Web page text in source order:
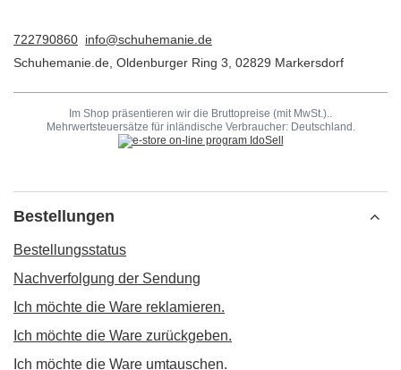
722790860 info@schuhemanie.de
Schuhemanie.de Oldenburger Ring 3 02829 Markersdorf
Im Shop präsentieren wir die Bruttopreise (mit MwSt.)..
Mehrwertsteuersätze für inländische Verbraucher: Deutschland .
Bestellungen
Bestellungsstatus
Nachverfolgung der Sendung
Ich möchte die Ware reklamieren.
Ich möchte die Ware zurückgeben.
Ich möchte die Ware umtauschen.